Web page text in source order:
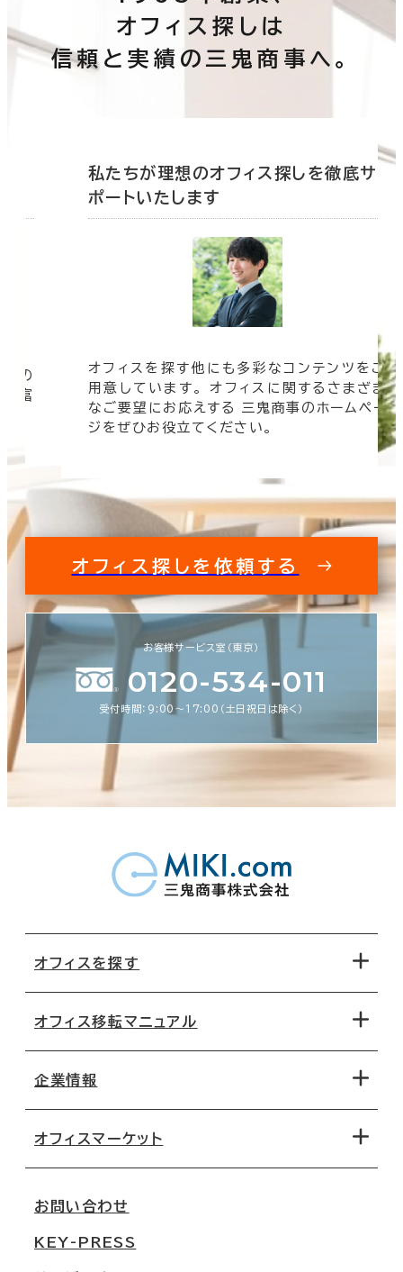
オフィス探しは
信頼と実績の三鬼商事へ。
の
豊富
私たちが理想のオフィス探しを徹底サ
ポートいたします
オフィスを探す他にも多彩なコンテンツをご
用意しています。 オフィスに関するさまざま
なご要望にお応えする 三鬼商事のホームペー
ジをぜひお役立てください。
オフィス探しを依頼する
お客様サービス室（東京）
0120-534-011
受付時間：9:00〜17:00（土日祝日は除く）
オフィスを探す
地図から探す
路線・駅から探す
オフィス移転マニュアル
移転コストシミュレーション
移転スケジュール
オフィス移転Q&A
企業情報
オフィスマーケット
大阪
お問い合わせ
KEY-PRESS